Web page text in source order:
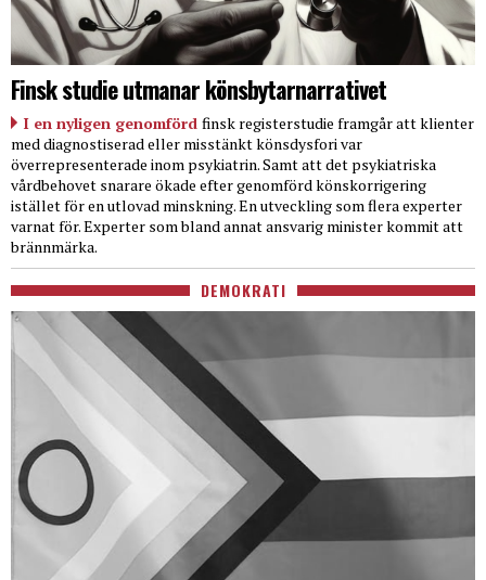
Finsk studie utmanar könsbytarnarrativet
I en nyligen genomförd finsk registerstudie framgår att klienter
med diagnostiserad eller misstänkt könsdysfori var
överrepresenterade inom psykiatrin. Samt att det psykiatriska
vårdbehovet snarare ökade efter genomförd könskorrigering
istället för en utlovad minskning. En utveckling som flera experter
varnat för. Experter som bland annat ansvarig minister kommit att
brännmärka.
DEMOKRATI